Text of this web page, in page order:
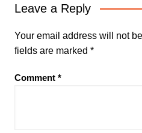
Leave a Reply
Your email address will not
fields are marked *
Comment *